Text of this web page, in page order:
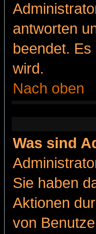
antworten
beendet.
wird.
Nach oben
Was sind
Sie haben
Aktionen
von